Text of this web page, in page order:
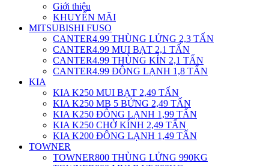
Giới thiệu
KHUYẾN MÃI
MITSUBISHI FUSO
CANTER4.99 THÙNG LỬNG 2,3 TẤN
CANTER4.99 MUI BẠT 2,1 TẤN
CANTER4.99 THÙNG KÍN 2,1 TẤN
CANTER4.99 ĐÔNG LẠNH 1,8 TẤN
KIA
KIA K250 MUI BẠT 2,49 TẤN
KIA K250 MB 5 BỬNG 2,49 TẤN
KIA K250 ĐÔNG LẠNH 1,99 TẤN
KIA K250 CHỞ KÍNH 2,49 TẤN
KIA K200 ĐÔNG LẠNH 1,49 TẤN
TOWNER
TOWNER800 THÙNG LỬNG 990KG